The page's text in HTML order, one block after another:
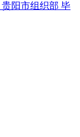
贵阳市组织部 毕